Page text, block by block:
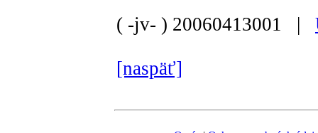
( -jv- ) 20060413001 |
[naspäť]